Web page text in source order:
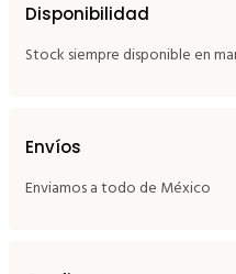
Disponibilidad
Stock siempre disponible en
Envíos
Enviamos a todo de México